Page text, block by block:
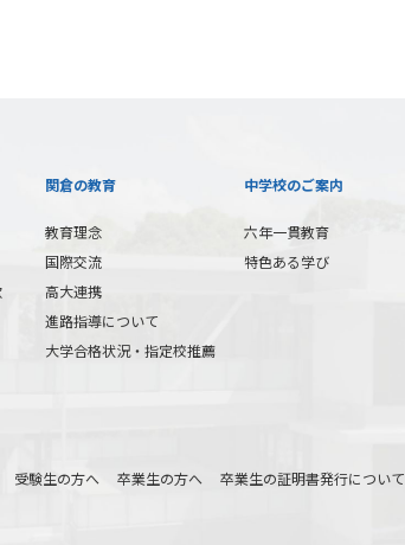
関倉の教育
教育理念
国際交流
高大連携
進路指導について
大学合格状況・指定校推薦
中学校のご案内
六年一貫教育
特色ある学び
受験生の方へ 卒業生の方へ 卒業生の証明書発行について